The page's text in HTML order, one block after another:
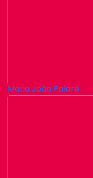
Maria João Palaré